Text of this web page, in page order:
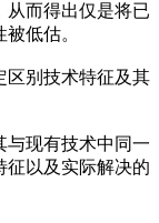
从而得出仅是将已
低估。
区别技术特征及其
与现有技术中同一
征以及实际解决的